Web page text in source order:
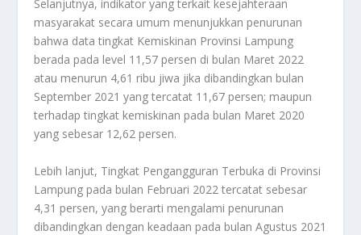
Selanjutnya, indikator yang terkait kesejahteraan
masyarakat secara umum menunjukkan penurunan
bahwa data tingkat Kemiskinan Provinsi Lampung
berada pada level 11,57 persen di bulan Maret 2022
atau menurun 4,61 ribu jiwa jika dibandingkan bulan
September 2021 yang tercatat 11,67 persen; maupun
terhadap tingkat kemiskinan pada bulan Maret 2020
yang sebesar 12,62 persen.
Lebih lanjut, Tingkat Pengangguran Terbuka di Provinsi
Lampung pada bulan Februari 2022 tercatat sebesar
4,31 persen, yang berarti mengalami penurunan
dibandingkan dengan keadaan pada bulan Agustus 2021